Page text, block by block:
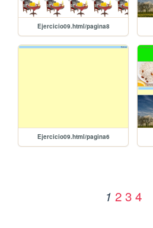
Ejercicio09.html/pagina8
Ejercicio09.html/pagina6
1 2 3 4